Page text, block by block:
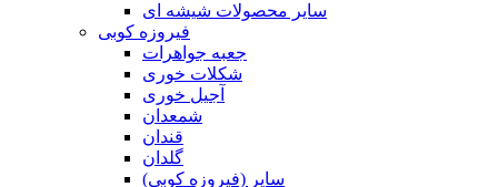
سایر محصولات شیشه ای
فیروزه کوبی
جعبه جواهرات
شکلات خوری
آجیل خوری
شمعدان
قندان
گلدان
سایر (فیروزه کوبی)